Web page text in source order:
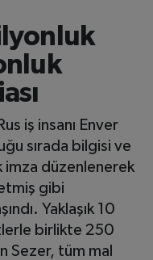
iş insanı Enver
sırada bilgisi ve
imza düzenlenerek
gibi
Yaklaşık 10
birlikte 250
Sezer, tüm mal